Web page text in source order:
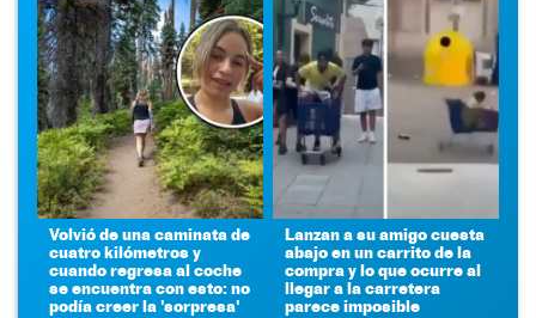
Volvió de una caminata de
cuatro kilómetros y
cuando regresa al coche
se encuentra con esto: no
podía creer la 'sorpresa'
Lanzan a su amigo cuesta
abajo en un carrito de la
compra y lo que ocurre al
llegar a la carretera
parece imposible